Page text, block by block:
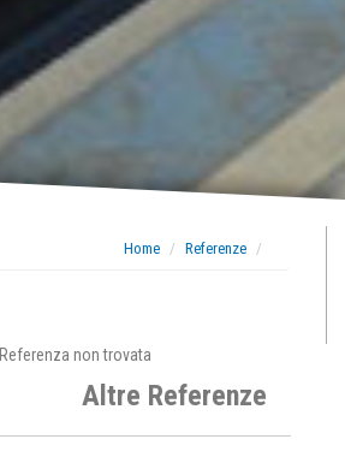
Home Referenze
Referenza non trovata
Altre Referenze